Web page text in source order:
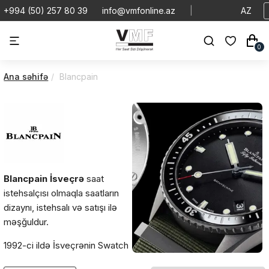
+994 (50) 257 80 39 info@vmfonline.az AZ
0
Ana səhifə Blancpain
Blancpain İsveçrə saat
istehsalçısı olmaqla saatların
dizaynı, istehsalı və satışı ilə
məşğuldur.
1992-ci ildə İsveçrənin Swatch